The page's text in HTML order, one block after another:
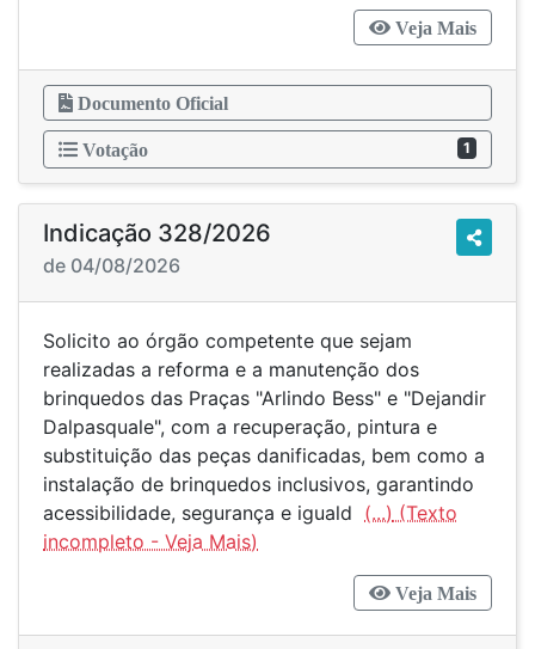
Veja Mais
Documento Oficial
Votação 1
Indicação 328/2026
de 04/08/2026
Solicito ao órgão competente que sejam
realizadas a reforma e a manutenção dos
brinquedos das Praças "Arlindo Bess" e "Dejandir
Dalpasquale", com a recuperação, pintura e
substituição das peças danificadas, bem como a
instalação de brinquedos inclusivos, garantindo
acessibilidade, segurança e iguald (...)
Veja Mais